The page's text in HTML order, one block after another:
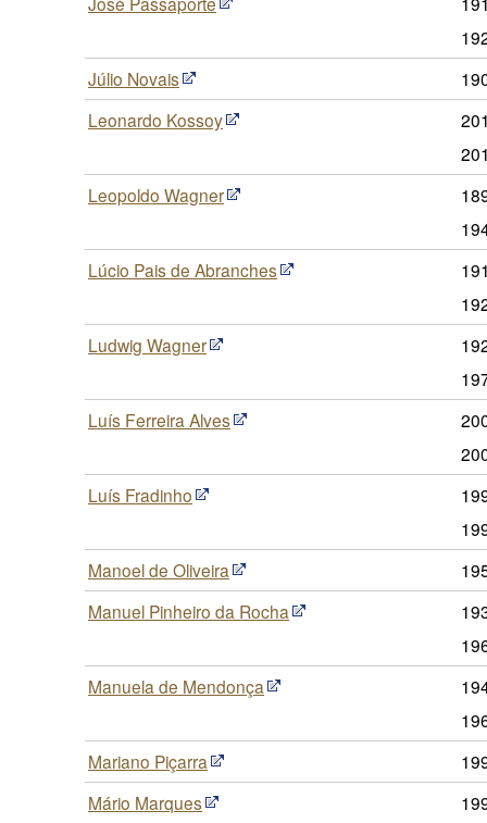
Júlio Novais
Leonardo Kossoy
Leopoldo Wagner
Lúcio Pais de Abranches
Ludwig Wagner
Luís Ferreira Alves
Luís Fradinho
Manoel de Oliveira
Manuel Pinheiro da Rocha
Manuela de Mendonça
Mariano Piçarra
Mário Marques